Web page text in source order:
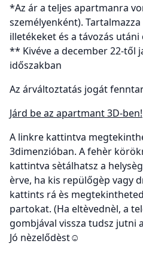
*Az ár a teljes apartmanra
személyenként).
illetékeket és a távozás
** Kivéve a december 22-től
időszakban
Az árváltoztatás jogát
Járd be az apartmant 3D-ben!
A linkre kattintva
3dimenzióban. A fehèr
kattintva sètálhatsz a
èrve, ha kis repülőgèp vagy
kattints rá ès
partokat. (Ha eltèvednèl, a
gombjával vissza tudsz jutni
Jó nèzelődèst☺